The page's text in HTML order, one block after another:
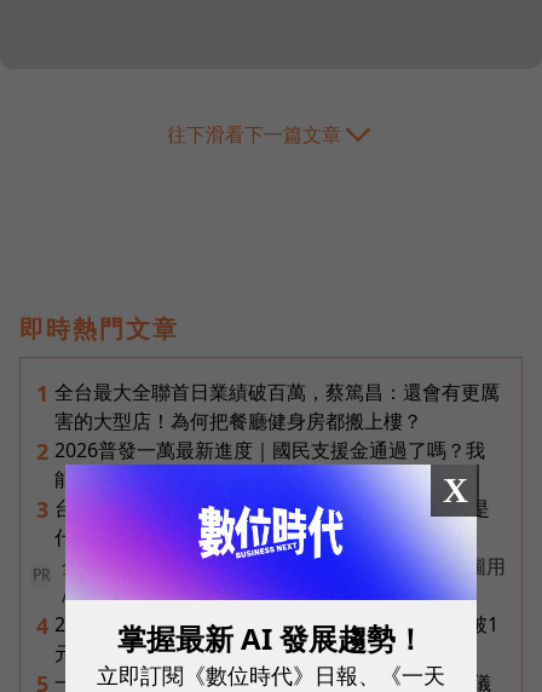
往下滑看下一篇文章
即時熱門文章
1 全台最大全聯首日業績破百萬，蔡篤昌：還會有更厲
害的大型店！為何把餐廳健身房都搬上樓？
2 2026普發一萬最新進度｜國民支援金通過了嗎？我
能領嗎？地方發錢大盤點
3 台達電第二曲線盤點：「不發火的發電機」SOFC是
什麼？AI機器人、微電網、氫電池都它的局
PR
全台首創48米LED「漫遊洞」！台中市政府綠美圖用
AI語意解鎖藝術
4 2026年8月ETF配息盤點｜19檔一次看，00878衝破1
元創高、00929殖利率逾16%
5 一張遺照「開口」說話，中間有8道關卡！翊嘉禮儀
X
掌握最新 AI 發展趨勢！
立即訂閱《數位時代》日報、《一天